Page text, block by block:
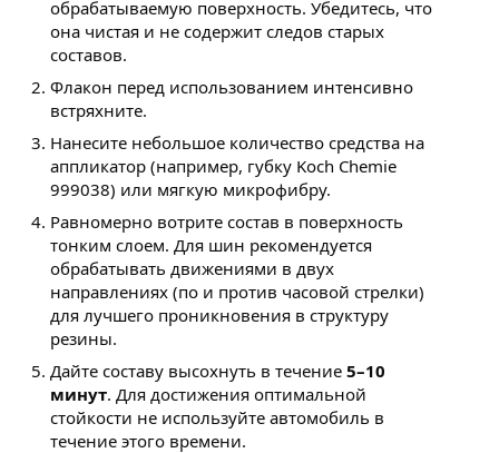
обрабатываемую поверхность. Убедитесь, что
она чистая и не содержит следов старых
составов.
Флакон перед использованием интенсивно
встряхните.
Нанесите небольшое количество средства на
аппликатор (например, губку Koch Chemie
999038) или мягкую микрофибру.
Равномерно вотрите состав в поверхность
тонким слоем. Для шин рекомендуется
обрабатывать движениями в двух
направлениях (по и против часовой стрелки)
для лучшего проникновения в структуру
резины.
Дайте составу высохнуть в течение 5–10
минут. Для достижения оптимальной
стойкости не используйте автомобиль в
течение этого времени.